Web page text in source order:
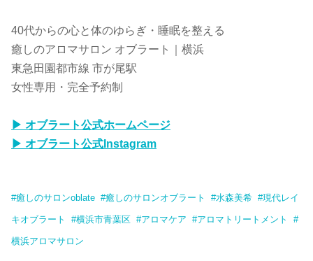
40代からの心と体のゆらぎ・睡眠を整える
癒しのアロマサロン オブラート｜横浜
東急田園都市線 市が尾駅
女性専用・完全予約制
▶ オブラート公式ホームページ
▶ オブラート公式Instagram
#癒しのサロンoblate #癒しのサロンオブラート #水森美希 #現代レイ
キオブラート #横浜市青葉区 #アロマケア #アロマトリートメント #
横浜アロマサロン